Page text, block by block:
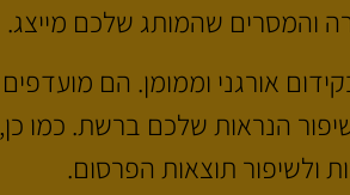
והמסרים שהמותג שלכם מייצג.
אורגני וממומן. הם מועדפים
הנראות שלכם ברשת. כמו כן,
ולשיפור תוצאות הפרסום.